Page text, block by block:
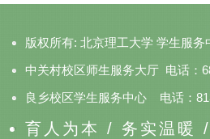
版权所有: 北京理工大学 学生服务
中关村校区师生服务大厅 电话：
良乡校区学生服务中心 电话：
育人为本 / 务实温暖